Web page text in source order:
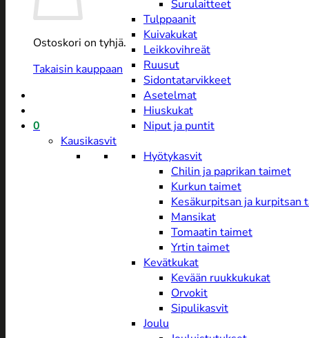
Ostoskori on tyhjä.
Takaisin kauppaan
0
Surulaitteet
Tulppaanit
Kuivakukat
Leikkovihreät
Ruusut
Sidontatarvikkeet
Asetelmat
Hiuskukat
Niput ja puntit
Kausikasvit
Hyötykasvit
Chilin ja paprikan taimet
Kurkun taimet
Kesäkurpitsan ja kurpitsan
Mansikat
Tomaatin taimet
Yrtin taimet
Kevätkukat
Kevään ruukkukukat
Orvokit
Sipulikasvit
Joulu